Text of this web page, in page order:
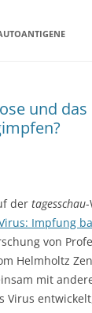
und
der tagesschau
Impfung
von
Helmholtz
mit
Virus